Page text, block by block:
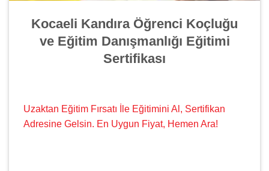
Kocaeli Kandıra Öğrenci Koçluğu
ve Eğitim Danışmanlığı Eğitimi
Sertifikası
Uzaktan Eğitim Fırsatı İle Eğitimini Al, Sertifikan
Adresine Gelsin. En Uygun Fiyat, Hemen Ara!